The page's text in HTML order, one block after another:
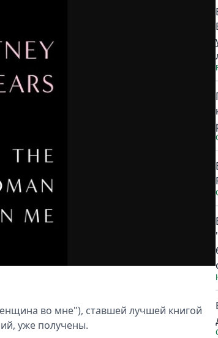
во мне"), ставшей лучшей книгой
уже получены.